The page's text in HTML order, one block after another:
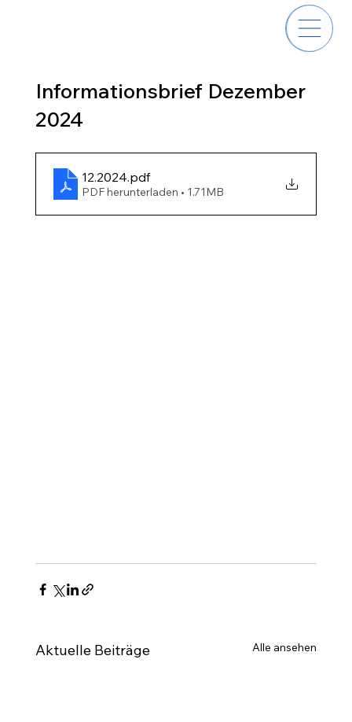
Informationsbrief Dezember
2024
12.2024.pdf
PDF herunterladen • 1.71MB
Aktuelle Beiträge Alle ansehen